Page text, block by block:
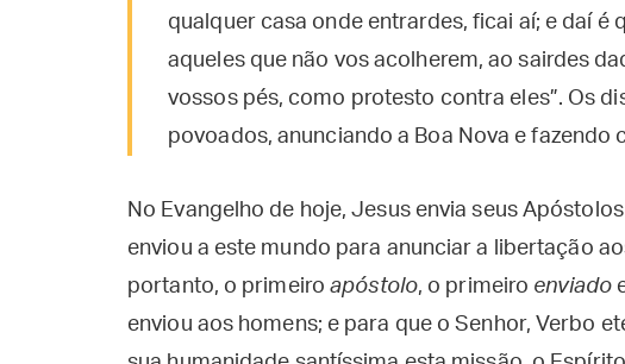
qualquer casa onde entrardes, ficai aí; e daí é
aqueles que não vos acolherem, ao sairdes
vossos pés, como protesto contra eles”. Os
povoados, anunciando a Boa Nova e fazendo
No Evangelho de hoje, Jesus envia seus
enviou a este mundo para anunciar a libertação
portanto, o primeiroapóstolo, o primeiro enviado
enviou aos homens; e para que o Senhor, Verbo